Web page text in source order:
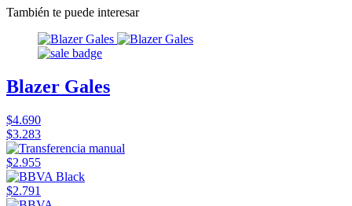
También te puede interesar
Blazer Gales
$4.690
$3.283
$2.955
$2.791